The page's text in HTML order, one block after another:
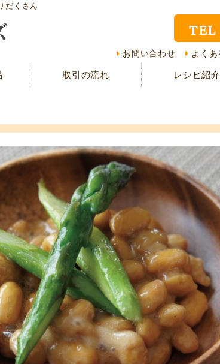
だくさん
TEL
お問い合わせ よくあ
取引の流れ レシピ紹介
レシ
CMギャラリー お客
現在の取り組み 取引
担当者紹介 採用
サイトマップ プラ